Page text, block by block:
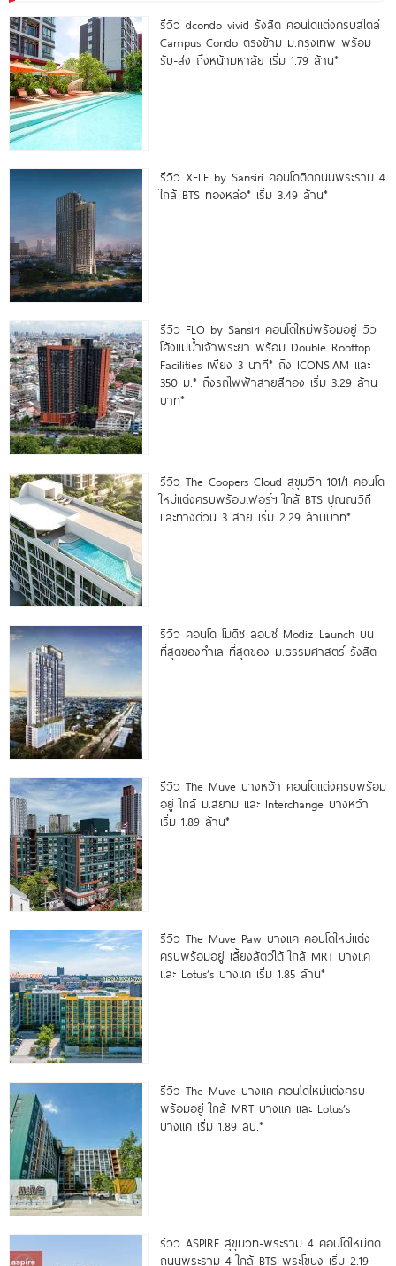
รีวิว dcondo vivid รังสิต คอนโดแต่งครบสไตล์
Campus Condo ตรงข้าม ม.กรุงเทพ พร้อม
รับ-ส่ง ถึงหน้ามหาลัย เริ่ม 1.79 ล้าน*
รีวิว XELF by Sansiri คอนโดติดถนนพระราม 4
ใกล้ BTS ทองหล่อ* เริ่ม 3.49 ล้าน*
รีวิว FLO by Sansiri คอนโดใหม่พร้อมอยู่ วิว
โค้งแม่น้ำเจ้าพระยา พร้อม Double Rooftop
Facilities เพียง 3 นาที* ถึง ICONSIAM และ
350 ม.* ถึงรถไฟฟ้าสายสีทอง เริ่ม 3.29 ล้าน
บาท*
รีวิว The Coopers Cloud สุขุมวิท 101/1 คอนโด
ใหม่แต่งครบพร้อมเฟอร์ฯ ใกล้ BTS ปุณณวิถี
และทางด่วน 3 สาย เริ่ม 2.29 ล้านบาท*
รีวิว คอนโด โมดิซ ลอนซ์ Modiz Launch บน
ที่สุดของทำเล ที่สุดของ ม.ธรรมศาสตร์ รังสิต
รีวิว The Muve บางหว้า คอนโดแต่งครบพร้อม
อยู่ ใกล้ ม.สยาม และ Interchange บางหว้า
เริ่ม 1.89 ล้าน*
รีวิว The Muve Paw บางแค คอนโดใหม่แต่ง
ครบพร้อมอยู่ เลี้ยงสัตว์ได้ ใกล้ MRT บางแค
และ Lotus’s บางแค เริ่ม 1.85 ล้าน*
รีวิว The Muve บางแค คอนโดใหม่แต่งครบ
พร้อมอยู่ ใกล้ MRT บางแค และ Lotus’s
บางแค เริ่ม 1.89 ลบ.*
รีวิว ASPIRE สุขุมวิท-พระราม 4 คอนโดใหม่ติด
ถนนพระราม 4 ใกล้ BTS พระโขนง เริ่ม 2.19